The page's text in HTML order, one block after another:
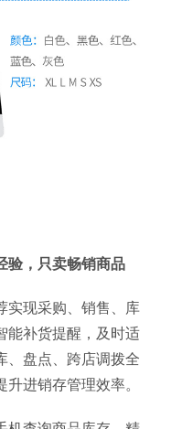
验，只卖畅销商品
实现采购、销售、库
能补货提醒，及时适
、盘点、跨店调拨全
进销存管理效率。